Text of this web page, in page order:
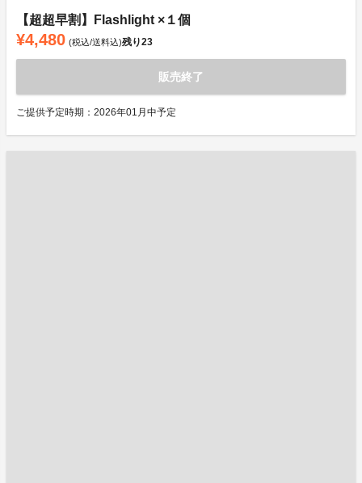
【超超早割】Flashlight ×１個
¥4,480 (税込/送料込)残り23
販売終了
ご提供予定時期：2026年01月中予定